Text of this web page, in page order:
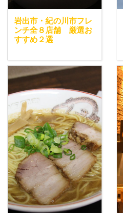
岩出市・紀の川市フレ
ンチ全８店舗 厳選お
すすめ２選